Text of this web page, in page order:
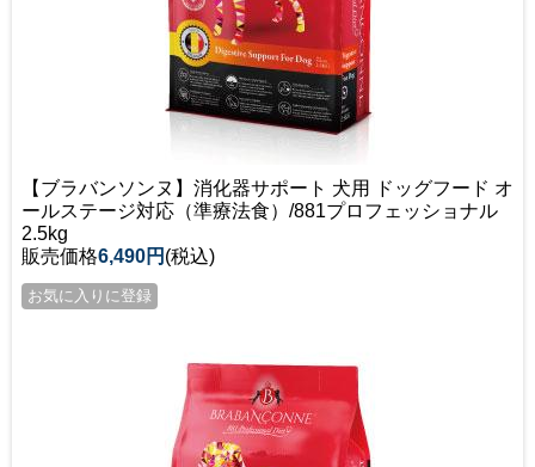
【ブラバンソンヌ】消化器サポート 犬用 ドッグフード オ
ールステージ対応（準療法食）/881プロフェッショナル
2.5kg
販売価格6,490円 (税込)